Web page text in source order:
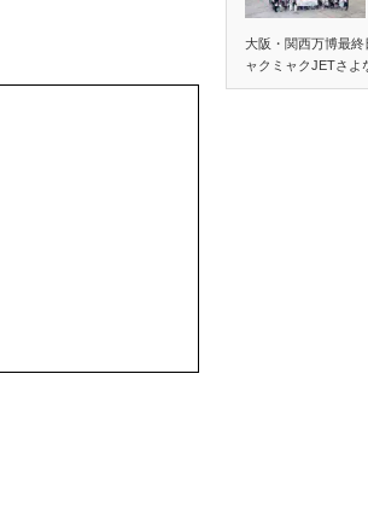
大阪・関西万博最終
ャクミャクJETさよ